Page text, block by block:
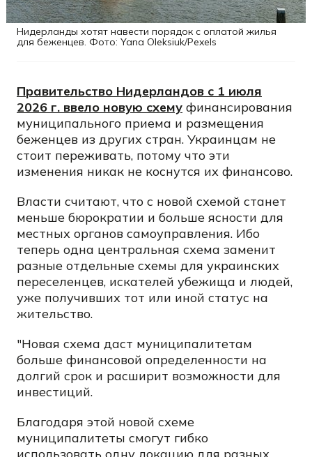
Нидерланды хотят навести порядок с оплатой жилья
для беженцев. Фото: Yana Oleksiuk/Pexels
Правительство Нидерландов с 1 июля
2026 г. ввело новую схему финансирования
муниципального приема и размещения
беженцев из других стран. Украинцам не
стоит переживать, потому что эти
изменения никак не коснутся их финансово.
Власти считают, что с новой схемой станет
меньше бюрократии и больше ясности для
местных органов самоуправления. Ибо
теперь одна центральная схема заменит
разные отдельные схемы для украинских
переселенцев, искателей убежища и людей,
уже получивших тот или иной статус на
жительство.
"Новая схема даст муниципалитетам
больше финансовой определенности на
долгий срок и расширит возможности для
инвестиций.
Благодаря этой новой схеме
муниципалитеты смогут гибко